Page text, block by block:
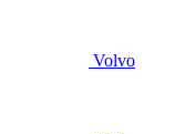
Volvo